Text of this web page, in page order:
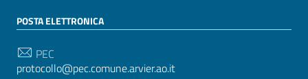
POSTA ELETTRONICA
PEC
protocollo@pec.comune.arvier.ao.it